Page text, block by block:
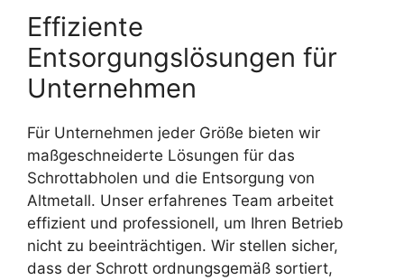
Effiziente
Entsorgungslösungen für
Unternehmen
Für Unternehmen jeder Größe bieten wir
maßgeschneiderte Lösungen für das
Schrottabholen und die Entsorgung von
Altmetall. Unser erfahrenes Team arbeitet
effizient und professionell, um Ihren Betrieb
nicht zu beeinträchtigen. Wir stellen sicher,
dass der Schrott ordnungsgemäß sortiert,